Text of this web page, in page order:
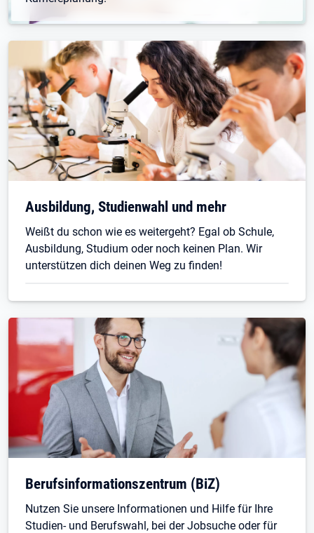
Ausbildung, Studienwahl und mehr
Weißt du schon wie es weitergeht? Egal ob Schule,
Ausbildung, Studium oder noch keinen Plan. Wir
unterstützen dich deinen Weg zu finden!
Be­rufs­in­for­ma­ti­ons­zen­trum (BiZ)
Nutzen Sie unsere Informationen und Hilfe für Ihre
Studien- und Berufswahl, bei der Jobsuche oder für